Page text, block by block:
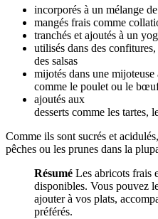
incorporés à un mélange
mangés frais comme
tranchés et ajoutés à un
utilisés dans des
des salsas
mijotés dans une
comme le poulet ou le
ajoutés aux
desserts comme les tartes,
Comme ils sont sucrés et
pêches ou les prunes dans la
Résumé Les abricots frais
disponibles. Vous pouvez
ajouter à vos plats,
préférés.